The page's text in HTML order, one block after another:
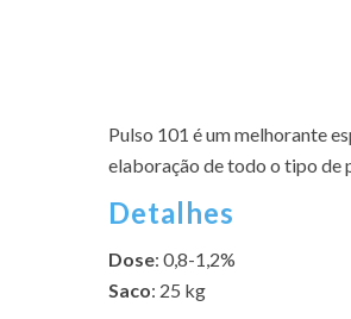
Pulso 101 é um melhorante
elaboração de todo o tipo de
Detalhes
Dose: 0,8-1,2%
Saco: 25 kg